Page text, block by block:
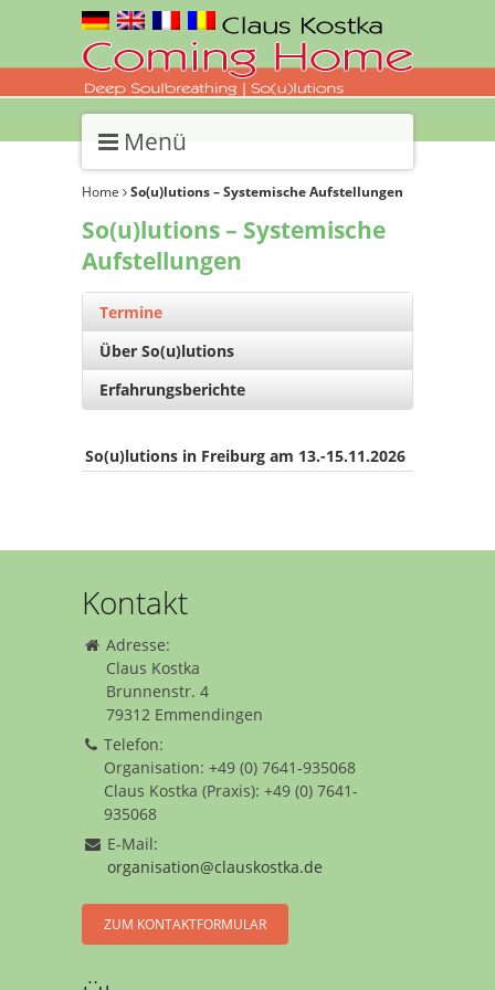
Menü
Home So(u)lutions – Systemische Aufstellungen
So(u)lutions – Systemische
Aufstellungen
Termine
Über So(u)lutions
Erfahrungsberichte
So(u)lutions in Freiburg am 13.-15.11.2026
Kontakt
Adresse:
Claus Kostka
Brunnenstr. 4
79312 Emmendingen
Telefon:
Organisation: +49 (0) 7641-935068
Claus Kostka (Praxis): +49 (0) 7641-
935068
E-Mail:
organisation@clauskostka.de
ZUM KONTAKTFORMULAR